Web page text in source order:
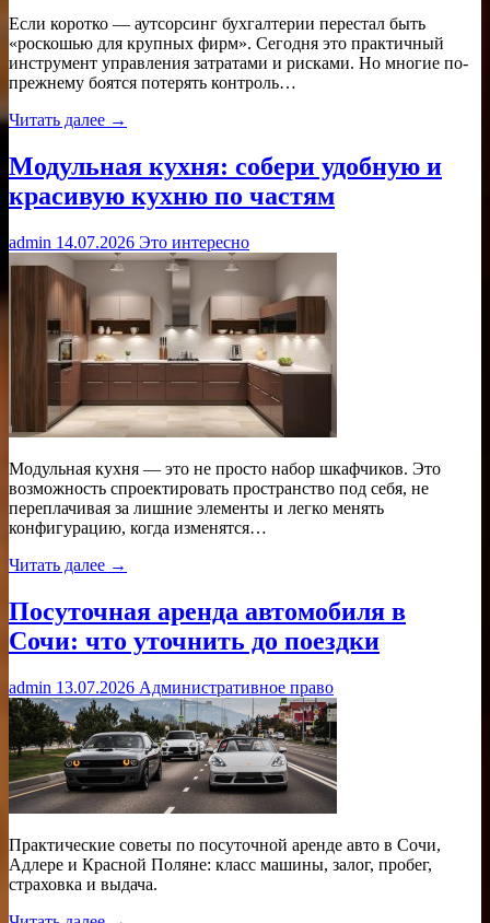
Если коротко — аутсорсинг бухгалтерии перестал быть
«роскошью для крупных фирм». Сегодня это практичный
инструмент управления затратами и рисками. Но многие по-
прежнему боятся потерять контроль…
Читать далее →
Модульная кухня: собери удобную и
красивую кухню по частям
admin 14.07.2026 Это интересно
Модульная кухня — это не просто набор шкафчиков. Это
возможность спроектировать пространство под себя, не
переплачивая за лишние элементы и легко менять
конфигурацию, когда изменятся…
Читать далее →
Посуточная аренда автомобиля в
Сочи: что уточнить до поездки
admin 13.07.2026 Административное право
Практические советы по посуточной аренде авто в Сочи,
Адлере и Красной Поляне: класс машины, залог, пробег,
страховка и выдача.